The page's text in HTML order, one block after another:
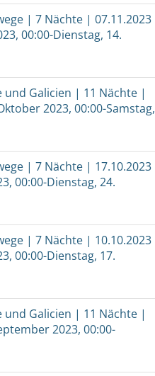
| 7 Nächte | 07.11.2023
00:00-Dienstag, 14.
und Galicien | 11 Nächte |
2023, 00:00-Samstag,
| 7 Nächte | 17.10.2023
00:00-Dienstag, 24.
| 7 Nächte | 10.10.2023
00:00-Dienstag, 17.
und Galicien | 11 Nächte |
2023, 00:00-